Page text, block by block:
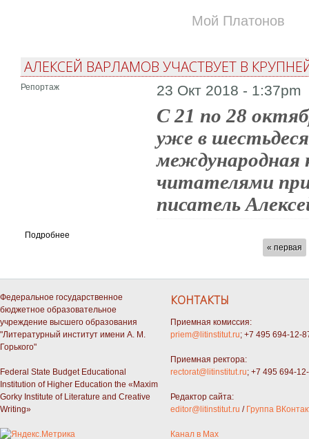
Мой Платонов
АЛЕКСЕЙ ВАРЛАМОВ УЧАСТВУЕТ В
Репортаж 23 Окт 2018 - 1:37pm
С 21 по 28
уже в
международная
читателями
писатель
Подробнее
« первая
Федеральное государственное
бюджетное образовательное
учреждение высшего образования
"Литературный институт имени А. М.
Горького"
Federal State Budget Educational
Institution of Higher Education the «Maxim
Gorky Institute of Literature and Creative
Writing»
КОНТАКТЫ
Приемная комиссия:
priem@litinstitut.ru; +7 495 694-12-
Приемная ректора:
rectorat@litinstitut.ru; +7 495 694-
Редактор сайта:
editor@litinstitut.ru / Группа
Канал в Max